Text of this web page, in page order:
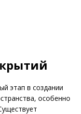
этап в создании
особенно